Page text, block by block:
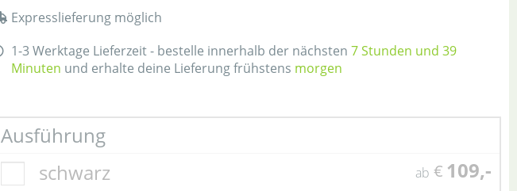
Expresslieferung möglich
1-3 Werktage Lieferzeit - bestelle innerhalb der nächsten 7 Stunden und 39
Minuten und erhalte deine Lieferung frühstens morgen
Ausführung
schwarz
ab € 109,-